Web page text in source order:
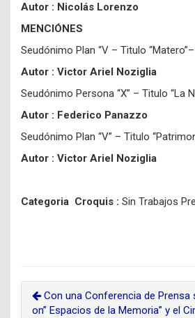
Autor : Nicolás Lorenzo
MENCIÓNES
Seudónimo Plan “V – Titulo “Matero”–
Autor : Victor Ariel Noziglia
Seudónimo Persona “X” – Titulo “La
Autor : Federico Panazzo
Seudónimo Plan “V” – Titulo
Autor : Victor Ariel Noziglia
Categoria Croquis : Sin Trabajos
Con una Conferencia de Prensa
on” Espacios de la Memoria” y el